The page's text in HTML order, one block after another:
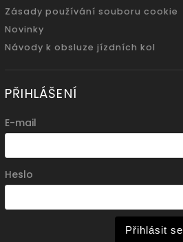
Zásady používání souboru cookie
Novinky
Návody k obsluze jízdních kol
PŘIHLÁŠENÍ
E-mail
Heslo
Přihlásit se